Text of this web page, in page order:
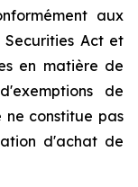
aux
Securities Actet
en matière de
de
ne constitue pas
d'achat de